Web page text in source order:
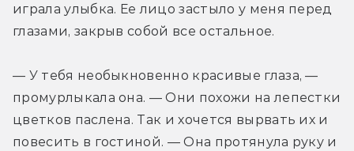
играла улыбка. Ее лицо застыло у меня перед
глазами, закрыв собой все остальное.
— У тебя необыкновенно красивые глаза, —
промурлыкала она. — Они похожи на лепестки
цветков паслена. Так и хочется вырвать их и
повесить в гостиной. — Она протянула руку и